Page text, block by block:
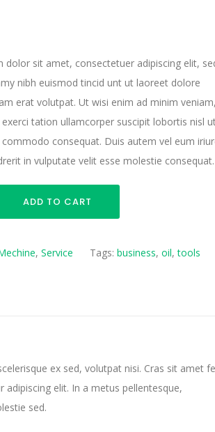
dolor sit amet, consectetuer adipiscing elit,
nibh euismod tincid unt ut laoreet dolore
erat volutpat. Ut wisi enim ad minim veniam,
tation ullamcorper suscipit lobortis nisl
commodo consequat. Duis autem vel eum
in vulputate velit esse molestie consequat.
ADD TO CART
, Service Tags: business, oil,tools
ex sed, volutpat nisi. Cras sit amet
elit. In a metus pellentesque,
sed.